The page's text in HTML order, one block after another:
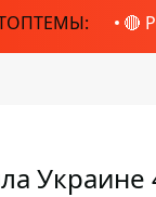
🔴
Украине